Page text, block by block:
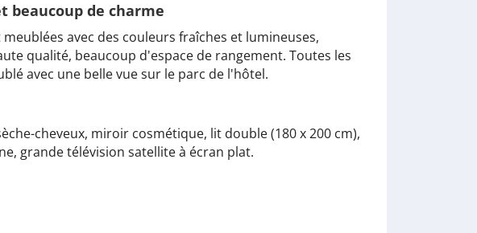
beaucoup de charme
avec des couleurs fraîches et lumineuses,
qualité, beaucoup d'espace de rangement. Toutes les
avec une belle vue sur le parc de l'hôtel.
cheveux, miroir cosmétique, lit double (180 x 200 cm),
grande télévision satellite à écran plat.